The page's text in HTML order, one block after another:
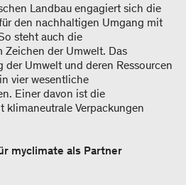
Landbau engagiert sich die
den nachhaltigen Umgang mit
steht auch die
der Umwelt. Das
der Umwelt und deren Ressourcen
vier wesentliche
Einer davon ist die
klimaneutrale Verpackungen
myclimate als Partner